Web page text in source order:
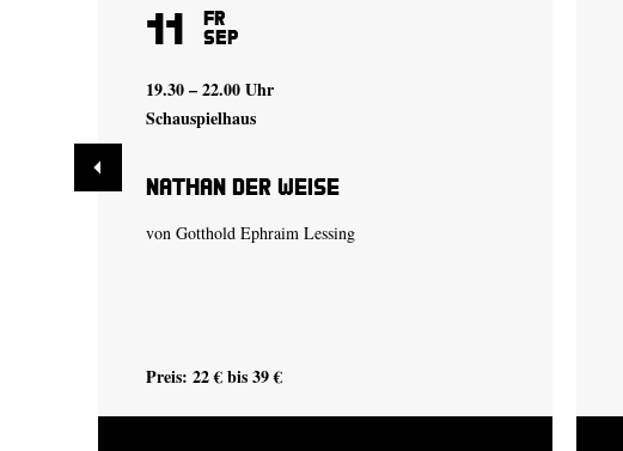
11 Fr
Sep
19.30 – 22.00 Uhr
Schauspielhaus
Nathan der Weise
von Gotthold Ephraim Lessing
Preis: 22 € bis 39 €